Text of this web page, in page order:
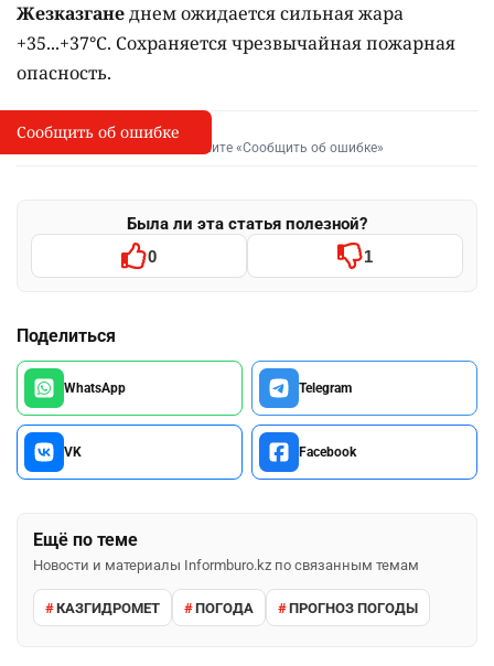
Жезказганеднем ожидается сильная жара
+35...+37°C. Сохраняется чрезвычайная пожарная
опасность.
I
Сообщить об опечатке
Выделите фрагмент и нажмите «Сообщить об ошибке»
Была ли эта статья полезной?
0 1
Поделиться
WhatsApp Telegram
VK Facebook
Ещё по теме
Новости и материалы Informburo.kz по связанным темам
КАЗГИДРОМЕТ ПОГОДА ПРОГНОЗ ПОГОДЫ
Сообщить об ошибке